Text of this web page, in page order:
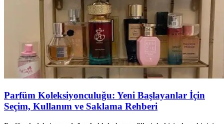
Parfüm Koleksiyonculuğu: Yeni Başlayanlar İçin
Seçim, Kullanım ve Saklama Rehberi